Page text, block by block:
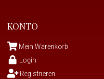
KONTO
Mein Warenkorb
Login
Registrieren